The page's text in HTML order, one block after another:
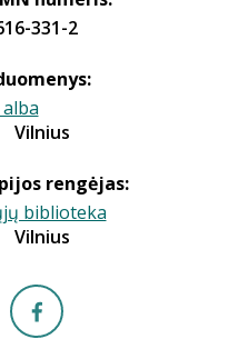
331-2
Vilnius
rengėjas:
biblioteka
Vilnius